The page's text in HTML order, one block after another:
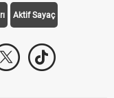
Aktif Sayaç